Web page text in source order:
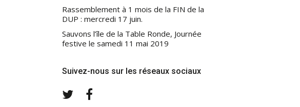
Rassemblement à 1 mois de la FIN de la
DUP : mercredi 17 juin.
Sauvons l’île de la Table Ronde, Journée
festive le samedi 11 mai 2019
Suivez-nous sur les réseaux sociaux
Twitter